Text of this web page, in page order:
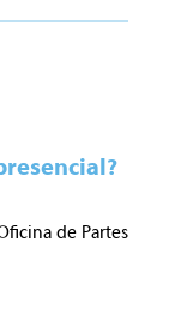
de Partes